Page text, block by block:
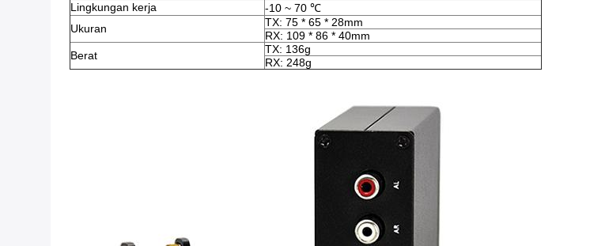
Lingkungan kerja
-10 ~ 70 ℃
Ukuran
TX: 75 * 65 * 28mm
RX: 109 * 86 * 40mm
Berat
TX: 136g
RX: 248g